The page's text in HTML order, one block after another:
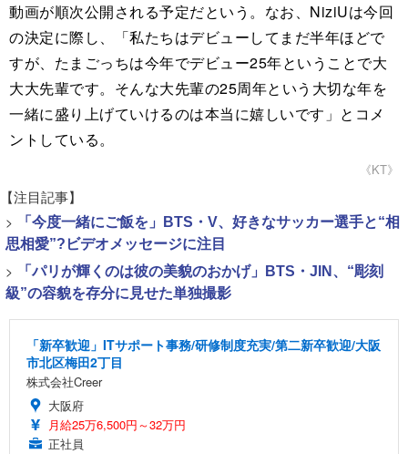
動画が順次公開される予定だという。なお、NiziUは今回
の決定に際し、「私たちはデビューしてまだ半年ほどで
すが、たまごっちは今年でデビュー25年ということで大
大大先輩です。そんな大先輩の25周年という大切な年を
一緒に盛り上げていけるのは本当に嬉しいです」とコメ
ントしている。
《KT》
【注目記事】
>
「今度一緒にご飯を」BTS・V、好きなサッカー選手と“相
思相愛”?ビデオメッセージに注目
>
「パリが輝くのは彼の美貌のおかげ」BTS・JIN、“彫刻
級”の容貌を存分に見せた単独撮影
「新卒歓迎」ITサポート事務/研修制度充実/第二新卒歓迎/大阪
市北区梅田2丁目
株式会社Creer
大阪府
月給25万6,500円～32万円
正社員